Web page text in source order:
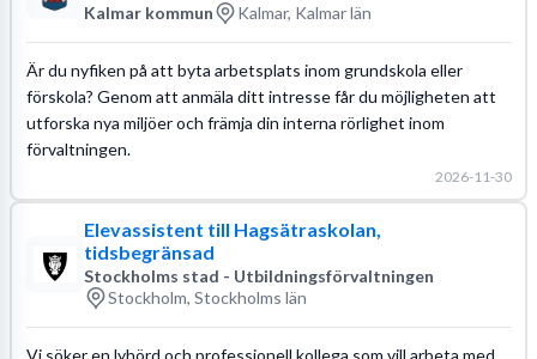
Kalmar kommun Kalmar, Kalmar län
Är du nyfiken på att byta arbetsplats inom grundskola eller
förskola? Genom att anmäla ditt intresse får du möjligheten att
utforska nya miljöer och främja din interna rörlighet inom
förvaltningen.
2026-11-30
Elevassistent till Hagsätraskolan,
tidsbegränsad
Stockholms stad - Utbildningsförvaltningen
Stockholm, Stockholms län
Vi söker en lyhörd och professionell kollega som vill arbeta med